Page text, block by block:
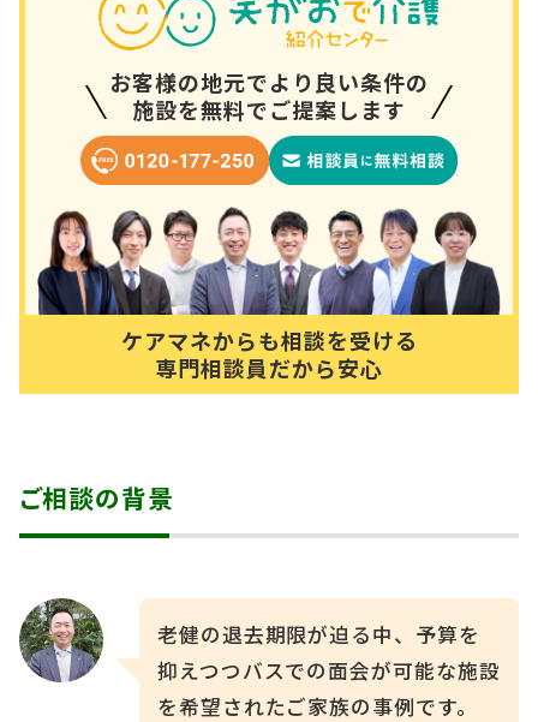
お客様の地元でより良い条件の
施設を無料でご提案します
ケアマネからも相談を受ける
専門相談員だから安心
ご相談の背景
老健の退去期限が迫る中、予算を
抑えつつバスでの面会が可能な施設
を希望されたご家族の事例です。